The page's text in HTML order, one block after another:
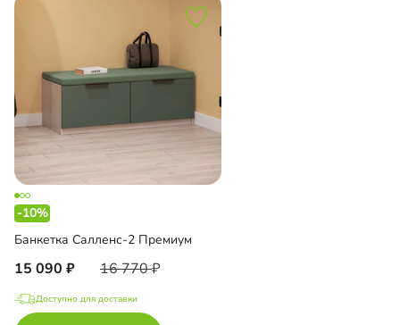
-10%
Банкетка Салленс-2 Премиум
15 090 16 770
Доступно для доставки